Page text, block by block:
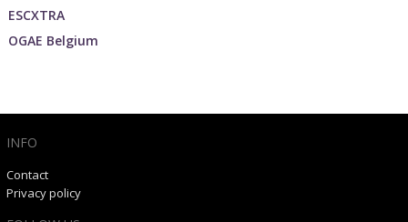
ESCXTRA
OGAE Belgium
INFO
Contact
Privacy policy